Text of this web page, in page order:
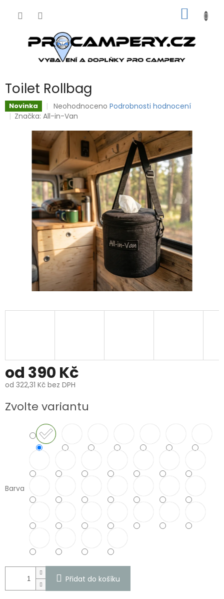
KOŠÍK
Toilet Rollbag
Novinka
Průměrné
hodnocení
je
0,0
5
hvězdiček.
Neohodnoceno Podrobnosti hodnocení
Značka:All-in-Van
od 390 Kč
od 322,31 Kč bez DPH
cena:
Zvolte variantu
Barva
Přidat do košíku